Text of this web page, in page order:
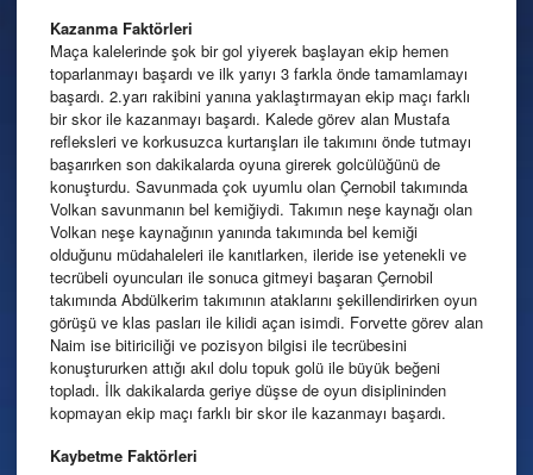
Kazanma Faktörleri
Maça kalelerinde şok bir gol yiyerek başlayan ekip hemen
toparlanmayı başardı ve ilk yarıyı 3 farkla önde tamamlamayı
başardı. 2.yarı rakibini yanına yaklaştırmayan ekip maçı farklı
bir skor ile kazanmayı başardı. Kalede görev alan Mustafa
refleksleri ve korkusuzca kurtarışları ile takımını önde tutmayı
başarırken son dakikalarda oyuna girerek golcülüğünü de
konuşturdu. Savunmada çok uyumlu olan Çernobil takımında
Volkan savunmanın bel kemiğiydi. Takımın neşe kaynağı olan
Volkan neşe kaynağının yanında takımında bel kemiği
olduğunu müdahaleleri ile kanıtlarken, ileride ise yetenekli ve
tecrübeli oyuncuları ile sonuca gitmeyi başaran Çernobil
takımında Abdülkerim takımının ataklarını şekillendirirken oyun
görüşü ve klas pasları ile kilidi açan isimdi. Forvette görev alan
Naim ise bitiriciliği ve pozisyon bilgisi ile tecrübesini
konuştururken attığı akıl dolu topuk golü ile büyük beğeni
topladı. İlk dakikalarda geriye düşse de oyun disiplininden
kopmayan ekip maçı farklı bir skor ile kazanmayı başardı.
Kaybetme Faktörleri